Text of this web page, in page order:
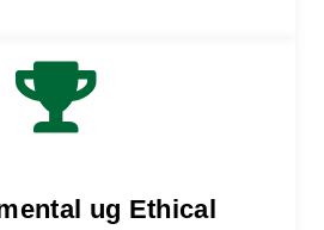
ug Ethical